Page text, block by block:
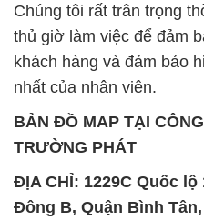
Chúng tôi rất trân trọng
thủ giờ làm việc để đảm
khách hàng và đảm bảo
nhất của nhân viên.
BẢN ĐỒ MAP TẠI
TRƯỜNG PHÁT
ĐỊA CHỈ: 1229C Quốc
Đông B, Quận Bình